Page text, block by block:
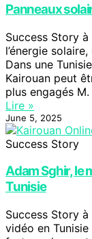
Panneaux
Success Story à
l’énergie
Dans une
Kairouan peut
plus engagés
Lire »
June 5, 2025
Success Story
Adam Sghir, le
Tunisie
Success Story
vidéo en